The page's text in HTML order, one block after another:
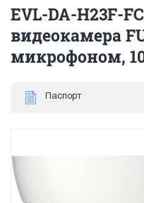
EVL-DA-H23F-
видеокамера
микрофоном,
Паспорт